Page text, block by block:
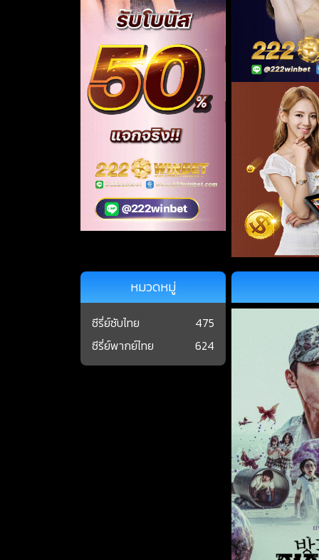
หมวดหมู่
ซีรี่ย์ซับไทย
475
ซีรี่ย์พากย์ไทย
624